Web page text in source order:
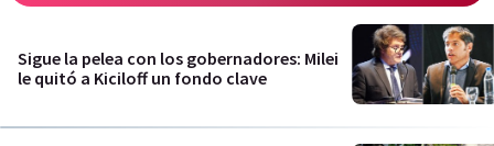
Sigue la pelea con los gobernadores: Milei
le quitó a Kiciloff un fondo clave